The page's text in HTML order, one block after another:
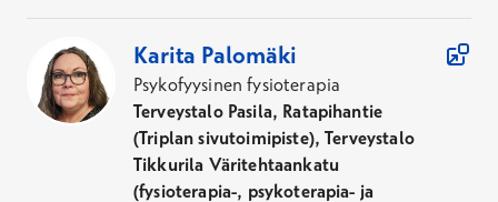
Karita Palomäki
Psykofyysinen fysioterapia
Terveystalo Pasila, Ratapihantie
(Triplan sivutoimipiste), Terveystalo
Tikkurila Väritehtaankatu
(fysioterapia-, psykoterapia- ja